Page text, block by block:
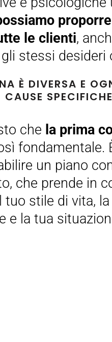
le clienti,
stessi desideri
È DIVERSA E
CAUSE
che la prima
fondamentale.
un piano
che prende in
tuo stile di vita,
e la tua